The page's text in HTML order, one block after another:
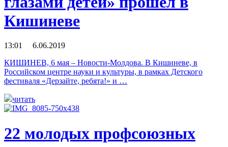
Кишиневе
13:01 6.06.2019
КИШИНЕВ, 6 мая – Новости-Молдова. В Кишиневе, в
Российском центре науки и культуры, в рамках Детского
фестиваля «Дерзайте, ребята!» и …
читать
22 молодых профсоюзных